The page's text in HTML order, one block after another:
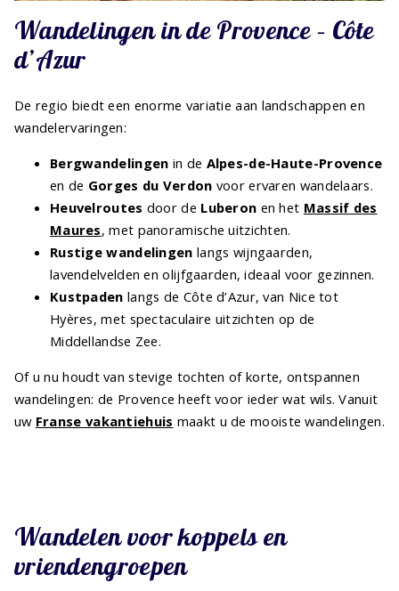
Wandelingen in de Provence – Côte
d’Azur
De regio biedt een enorme variatie aan landschappen en
wandelervaringen:
Bergwandelingen in de Alpes-de-Haute-Provence
en de Gorges du Verdon voor ervaren wandelaars.
Heuvelroutes door de Luberon en het Massif des
Maures, met panoramische uitzichten.
Rustige wandelingen langs wijngaarden,
lavendelvelden en olijfgaarden, ideaal voor gezinnen.
Kustpaden langs de Côte d’Azur, van Nice tot
Hyères, met spectaculaire uitzichten op de
Middellandse Zee.
Of u nu houdt van stevige tochten of korte, ontspannen
wandelingen: de Provence heeft voor ieder wat wils. Vanuit
uw Franse vakantiehuis maakt u de mooiste wandelingen.
Wandelen voor koppels en
vriendengroepen